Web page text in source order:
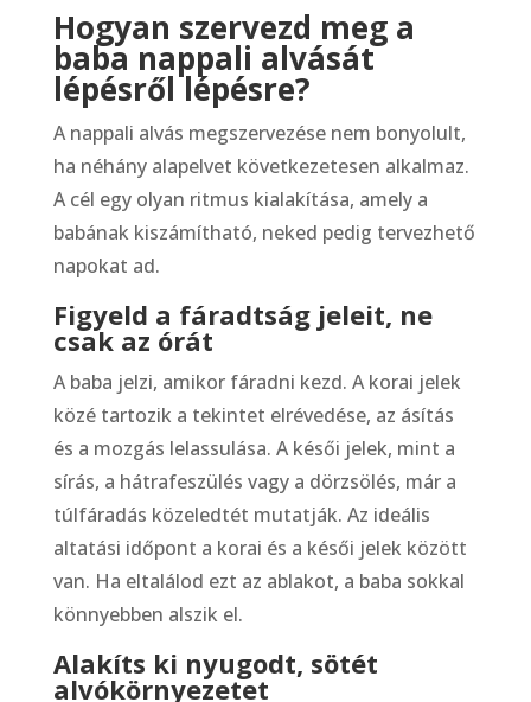
Hogyan szervezd meg a
baba nappali alvását
lépésről lépésre?
A nappali alvás megszervezése nem bonyolult,
ha néhány alapelvet következetesen alkalmaz.
A cél egy olyan ritmus kialakítása, amely a
babának kiszámítható, neked pedig tervezhető
napokat ad.
Figyeld a fáradtság jeleit, ne
csak az órát
A baba jelzi, amikor fáradni kezd. A korai jelek
közé tartozik a tekintet elrévedése, az ásítás
és a mozgás lelassulása. A késői jelek, mint a
sírás, a hátrafeszülés vagy a dörzsölés, már a
túlfáradás közeledtét mutatják. Az ideális
altatási időpont a korai és a késői jelek között
van. Ha eltalálod ezt az ablakot, a baba sokkal
könnyebben alszik el.
Alakíts ki nyugodt, sötét
alvókörnyezetet